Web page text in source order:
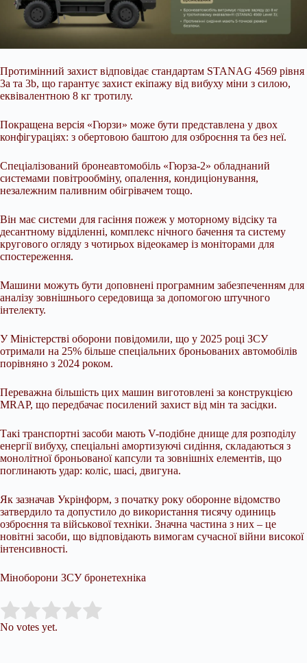
Протимінний захист відповідає стандартам STANAG 4569 рівня
3а та 3b, що гарантує захист екіпажу від вибуху міни з силою,
еквівалентною 8 кг тротилу.
Покращена версія «Гюрзи» може бути представлена у двох
конфігураціях: з обертовою баштою для озброєння та без неї.
Спеціалізований бронеавтомобіль «Гюрза-2» обладнаний
системами повітрообміну, опалення, кондиціонування,
незалежним паливним обігрівачем тощо.
Він має системи для гасіння пожеж у моторному відсіку та
десантному відділенні, комплекс нічного бачення та систему
кругового огляду з чотирьох відеокамер із моніторами для
спостереження.
Машини можуть бути доповнені програмним забезпеченням для
аналізу зовнішнього середовища за допомогою штучного
інтелекту.
У Міністерстві оборони повідомили, що у 2025 році ЗСУ
отримали на 25% більше спеціальних броньованих автомобілів
порівняно з 2024 роком.
Переважна більшість цих машин виготовлені за конструкцією
MRAP, що передбачає посилений захист від мін та засідки.
Такі транспортні засоби мають V-подібне днище для розподілу
енергії вибуху, спеціальні амортизуючі сидіння, складаються з
монолітної броньованої капсули та зовнішніх елементів, що
поглинають удар: коліс, шасі, двигуна.
Як зазначав Укрінформ, з початку року оборонне відомство
затвердило та допустило до використання тисячу одиниць
озброєння та військової техніки. Значна частина з них – це
новітні засоби, що відповідають вимогам сучасної війни високої
інтенсивності.
Міноборони ЗСУ бронетехніка
Rate this item:
No votes yet.